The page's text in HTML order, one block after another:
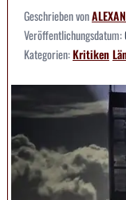
Geschrieben von
Veröffentlichungsdatum:
Kategorien:Kritiken